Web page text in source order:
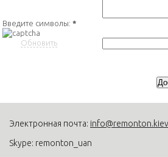
Введите символы: *
Обновить
Электронная почта:
Skype: remonton_uan